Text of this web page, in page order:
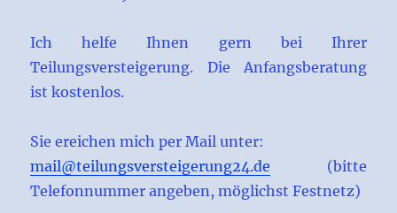
Ich helfe Ihnen gern bei Ihrer
Teilungsversteigerung. Die Anfangsberatung
ist kostenlos.
Sie ereichen mich per Mail unter:
mail@teilungsversteigerung24.de (bitte
Telefonnummer angeben, möglichst Festnetz)